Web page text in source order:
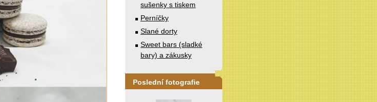
sušenky s tiskem
Perníčky
Slané dorty
Sweet bars (sladké
bary) a zákusky
Poslední fotografie